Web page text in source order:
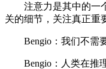
注意力是其中的一个
关的细节，关注真正重
Bengio：我们不需要
Bengio：人类在推理